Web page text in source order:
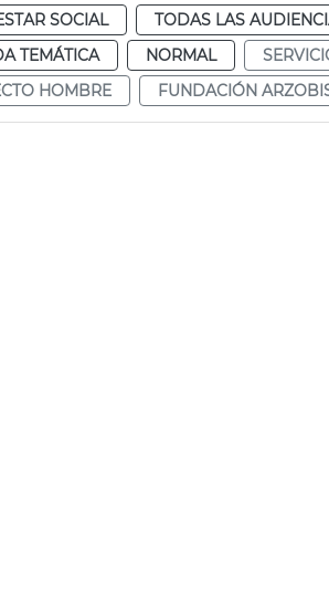
SOCIAL TODAS LAS
TEMÁTICA NORMAL
HOMBRE FUNDACIÓN